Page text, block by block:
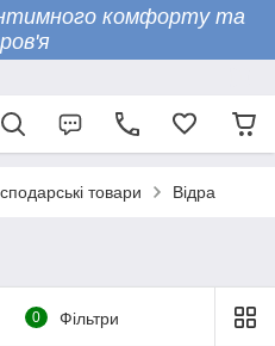
комфорту та
товари Відра
0 Фільтри